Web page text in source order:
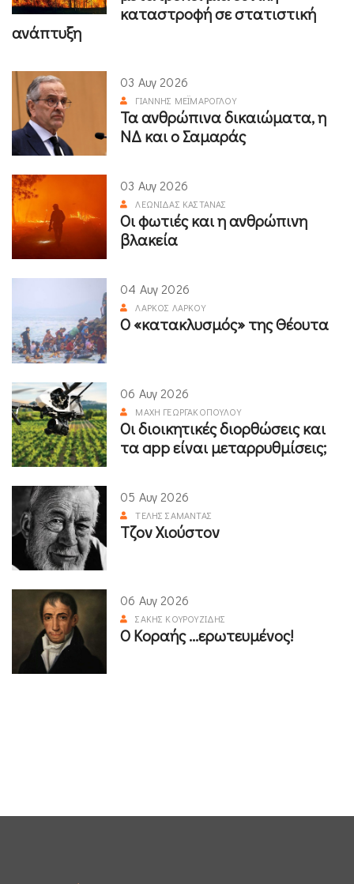
καταστροφή σε στατιστική
ανάπτυξη
03 Αυγ 2026
ΓΙΆΝΝΗΣ ΜΕΪΜΆΡΟΓΛΟΥ
Τα ανθρώπινα δικαιώματα, η
ΝΔ και ο Σαμαράς
03 Αυγ 2026
ΛΕΩΝΊΔΑΣ ΚΑΣΤΑΝΆΣ
Οι φωτιές και η ανθρώπινη
βλακεία
04 Αυγ 2026
ΛΆΡΚΟΣ ΛΆΡΚΟΥ
Ο «κατακλυσμός» της Θέουτα
06 Αυγ 2026
ΜΆΧΗ ΓΕΩΡΓΑΚΟΠΟΎΛΟΥ
Οι διοικητικές διορθώσεις και
τα app είναι μεταρρυθμίσεις;
05 Αυγ 2026
ΤΈΛΗΣ ΣΑΜΑΝΤΆΣ
Τζον Χιούστον
06 Αυγ 2026
ΣΆΚΗΣ ΚΟΥΡΟΥΖΊΔΗΣ
Ο Κοραής ...ερωτευμένος!